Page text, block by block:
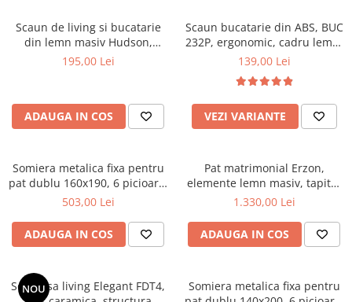
Saltele cu plasa de arcuri
Saltele cu spuma
Mobila bucatarie
Seturi mese si scaune bucatarie
Mobilier hol
Suporturi si rafturi pantofi
Portmantouri
Seturi mobilier hol
Stender haine
Etajere
Mobilier gradinita
Scaun de living si bucatarie
din lemn masiv Hudson,
tapiterie stofa,100 kg,
195,00 Lei
ADAUGA IN COS
Scaun bucatarie din ABS, BUC
232P, ergonomic, cadru lemn,
100 kg
139,00 Lei
VEZI VARIANTE
Somiera metalica fixa pentru
pat dublu 160x190, 6 picioare,
30 lamele lemn fag, benzi
negru
503,00 Lei
ADAUGA IN COS
Pat matrimonial Erzon,
elemente lemn masiv, tapitat
cu stofa, cu somiera,140x200
1.330,00 Lei
ADAUGA IN COS
NOU
Set masa living Elegant FDT4,
Somiera metalica fixa pentru